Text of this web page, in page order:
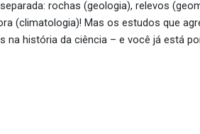
rochas (geologia), relevos
(climatologia)! Mas os estudos que
na história da ciência – e você já está